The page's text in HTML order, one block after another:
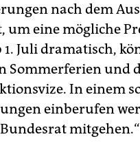
nach dem
um eine mögliche
1. Juli dramatisch,
Sommerferien und
In einem
einberufen
mitgehen.“